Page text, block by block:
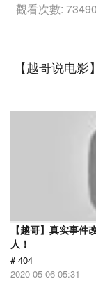
觀看次數:
【越哥说电影】
【越哥】真实事
人！
# 404
2020-05-06 05:31